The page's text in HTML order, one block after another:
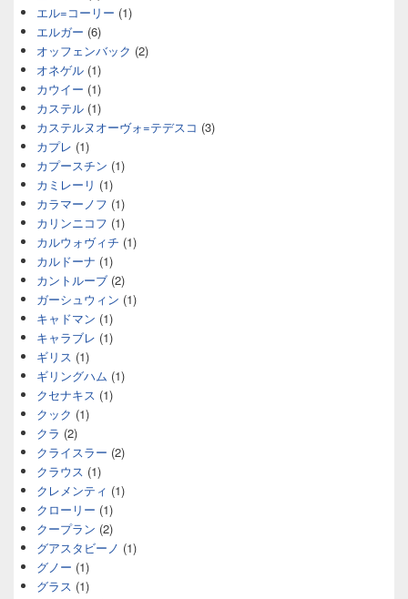
エル=コーリー (1)
エルガー (6)
オッフェンバック (2)
オネゲル (1)
カウイー (1)
カステル (1)
カステルヌオーヴォ=テデスコ (3)
カプレ (1)
カプースチン (1)
カミレーリ (1)
カラマーノフ (1)
カリンニコフ (1)
カルウォヴィチ (1)
カルドーナ (1)
カントルーブ (2)
ガーシュウィン (1)
キャドマン (1)
キャラブレ (1)
ギリス (1)
ギリングハム (1)
クセナキス (1)
クック (1)
クラ (2)
クライスラー (2)
クラウス (1)
クレメンティ (1)
クローリー (1)
クープラン (2)
グアスタビーノ (1)
グノー (1)
グラス (1)